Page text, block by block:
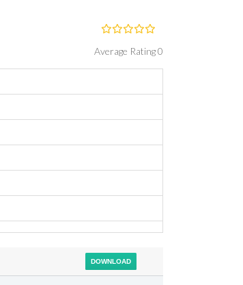
Average Rating 0
DOWNLOAD